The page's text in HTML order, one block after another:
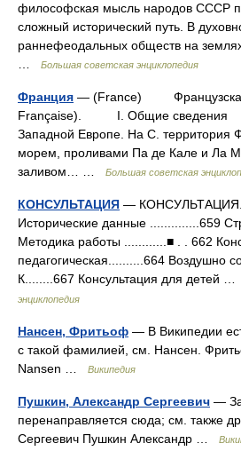
философская мысль народов СССР
сложный исторический путь. В
раннефеодальных обществ на
Большая советская энциклопедия
Франция — (France) Французская
Française). I. Общие сведения
Западной Европе. На С. территория
морем, проливами Па де Кале и Ла
заливом… …
Большая советская
КОНСУЛЬТАЦИЯ — КОНСУЛЬТАЦИЯ.
Исторические данные ..............659
Методика работы ............■ . . 662
педагогическая..........664 Воздушно
К........667 Консультация для детей …
энциклопедия
Нансен, Фритьоф — В Википедии
с такой фамилией, см. Нансен.
Nansen …
Википедия
Пушкин, Александр Сергеевич —
перенаправляется сюда; см. также
Сергеевич Пушкин Александр …